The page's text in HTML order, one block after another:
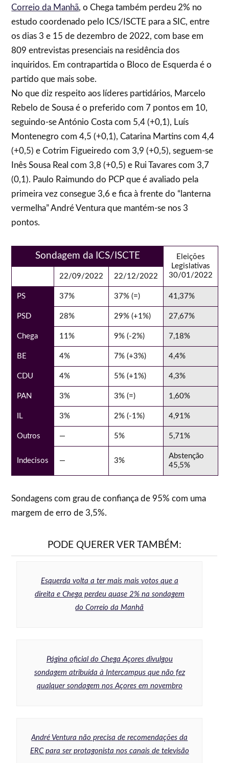
Correio da Manhã, o Chega também perdeu 2% no
estudo coordenado pelo ICS/ISCTE para a SIC, entre
os dias 3 e 15 de dezembro de 2022, com base em
809 entrevistas presenciais na residência dos
inquiridos. Em contrapartida o Bloco de Esquerda é o
partido que mais sobe.
No que diz respeito aos líderes partidários, Marcelo
Rebelo de Sousa é o preferido com 7 pontos em 10,
seguindo-se António Costa com 5,4 (+0,1), Luís
Montenegro com 4,5 (+0,1), Catarina Martins com 4,4
(+0,5) e Cotrim Figueiredo com 3,9 (+0,5), seguem-se
Inês Sousa Real com 3,8 (+0,5) e Rui Tavares com 3,7
(0,1). Paulo Raimundo do PCP que é avaliado pela
primeira vez consegue 3,6 e fica à frente do “lanterna
vermelha” André Ventura que mantém-se nos 3
pontos.
Sondagem da ICS/ISCTE
Eleições
Legislativas
30/01/2022
22/09/2022 22/12/2022
PS 37% 37% (=) 41,37%
PSD 28% 29% (+1%) 27,67%
Chega 11% 9% (-2%) 7,18%
BE 4% 7% (+3%) 4,4%
CDU 4% 5% (+1%) 4,3%
PAN 3% 3% (=) 1,60%
IL 3% 2% (-1%) 4,91%
Outros — 5% 5,71%
Indecisos — 3%
Abstenção
45,5%
Sondagens com grau de confiança de 95% com uma
margem de erro de 3,5%.
PODE QUERER VER TAMBÉM:
Esquerda volta a ter mais mais votos que a
direita e Chega perdeu quase 2% na sondagem
do Correio da Manhã
Página oficial do Chega Açores divulgou
sondagem atribuída à Intercampus que não fez
qualquer sondagem nos Açores em novembro
André Ventura não precisa de recomendações da
ERC para ser protagonista nos canais de televisão